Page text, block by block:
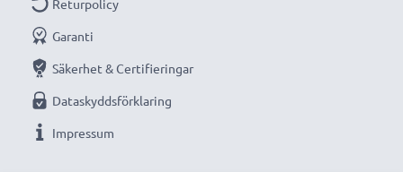
Returpolicy
Garanti
Säkerhet & Certifieringar
Dataskyddsförklaring
Impressum